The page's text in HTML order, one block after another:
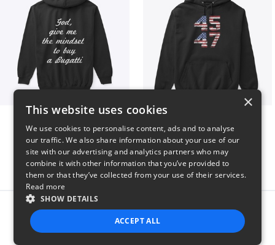
$51 $40
Report this product
×
This website uses cookies
We use cookies to personalise content, ads and to analyse
our traffic. We also share information about your use of our
site with our advertising and analytics partners who may
combine it with other information that you’ve provided to
them or that they’ve collected from your use of their services.
Read more
SHOW DETAILS
ACCEPT ALL